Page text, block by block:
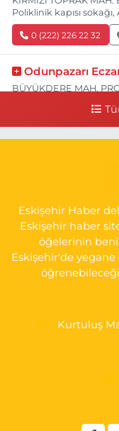
Poliklinik kapısı sokağı,
0 (222) 226 22 32
Odunpazarı
BÜYÜKDERE MAH.
YENİDOĞAN
0 (222) 237 75 17
Eskişehir Haber
Eskişehir haber
öğelerinin
Eskişehir'de
Kurtuluş